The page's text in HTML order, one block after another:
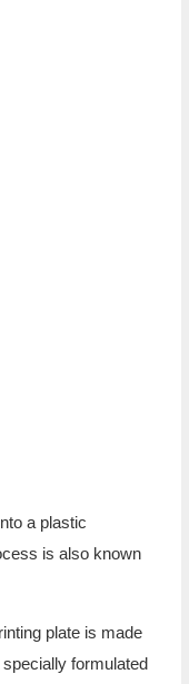
a plastic
is also known
plate is made
formulated